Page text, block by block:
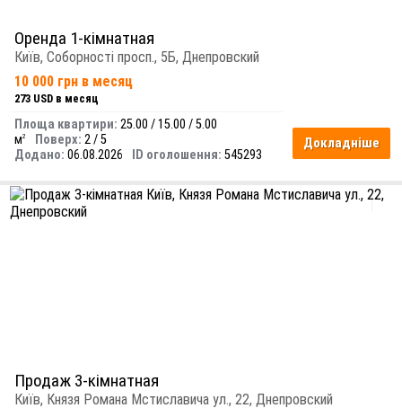
Оренда 1-кімнатная
Київ, Соборності просп., 5Б, Днепровский
10 000 грн в месяц
273 USD в месяц
Докладніше
Площа квартири: 25.00 / 15.00 / 5.00
м2 Поверх: 2 / 5
Додано: 06.08.2026 ID оголошення: 545293
Продаж 3-кімнатная
Київ, Князя Романа Мстиславича ул., 22, Днепровский